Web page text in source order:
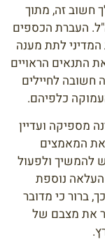
חשוב זה, מתוך
העברת הכספים
לתת מענה
התנאים הראויים
חשובה לחיילים
כלפיהם.
מספיקה ועדיין
את המאמצים
להמשיך ולפעול
העלאה נוספת
ברור כי מדובר
את מצבם של